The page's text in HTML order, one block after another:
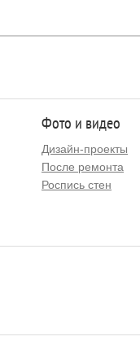
Фото и видео
Дизайн-проекты
После ремонта
Роспись стен